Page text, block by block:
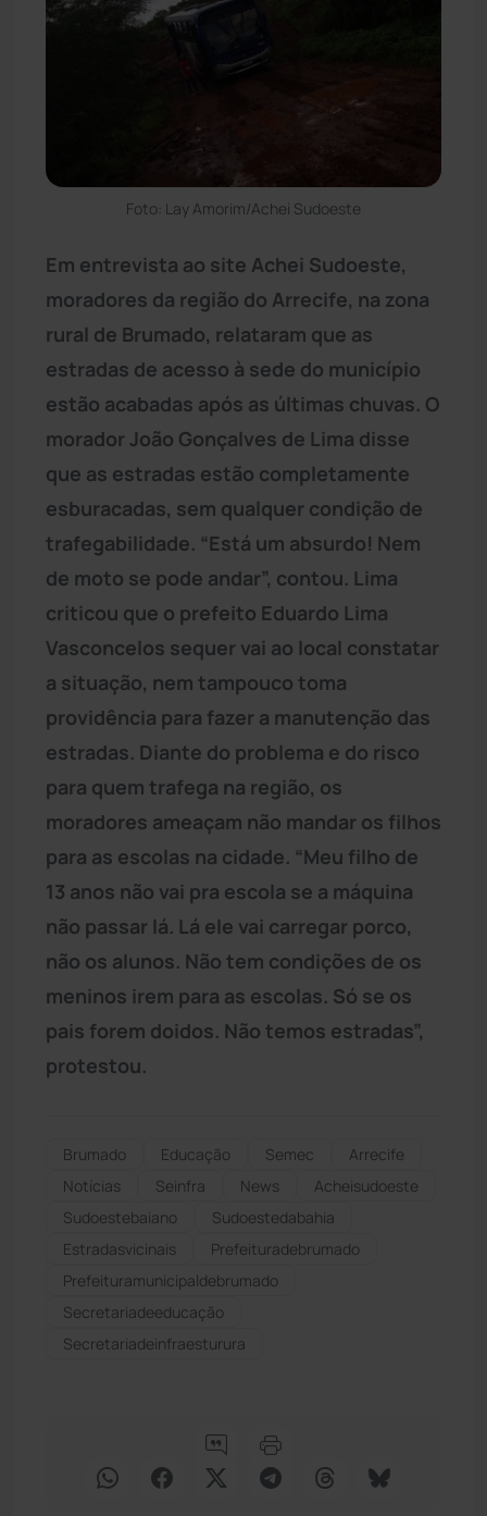
Foto: Lay Amorim/Achei Sudoeste
Em entrevista ao site Achei Sudoeste,
moradores da região do Arrecife, na zona
rural de Brumado, relataram que as
estradas de acesso à sede do município
estão acabadas após as últimas chuvas. O
morador João Gonçalves de Lima disse
que as estradas estão completamente
esburacadas, sem qualquer condição de
trafegabilidade. “Está um absurdo! Nem
de moto se pode andar”, contou. Lima
criticou que o prefeito Eduardo Lima
Vasconcelos sequer vai ao local constatar
a situação, nem tampouco toma
providência para fazer a manutenção das
estradas. Diante do problema e do risco
para quem trafega na região, os
moradores ameaçam não mandar os filhos
para as escolas na cidade. “Meu filho de
13 anos não vai pra escola se a máquina
não passar lá. Lá ele vai carregar porco,
não os alunos. Não tem condições de os
meninos irem para as escolas. Só se os
pais forem doidos. Não temos estradas”,
protestou.
Brumado Educação Semec
Arrecife
Notícias
Seinfra News
Acheisudoeste
Sudoestebaiano
Sudoestedabahia
Estradasvicinais
Prefeituradebrumado
Prefeituramunicipaldebrumado
Secretariadeeducação
Secretariadeinfraesturura